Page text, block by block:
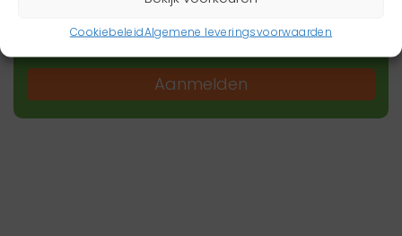
CookiebeleidAlgemene leveringsvoorwaarden
Aanmelden